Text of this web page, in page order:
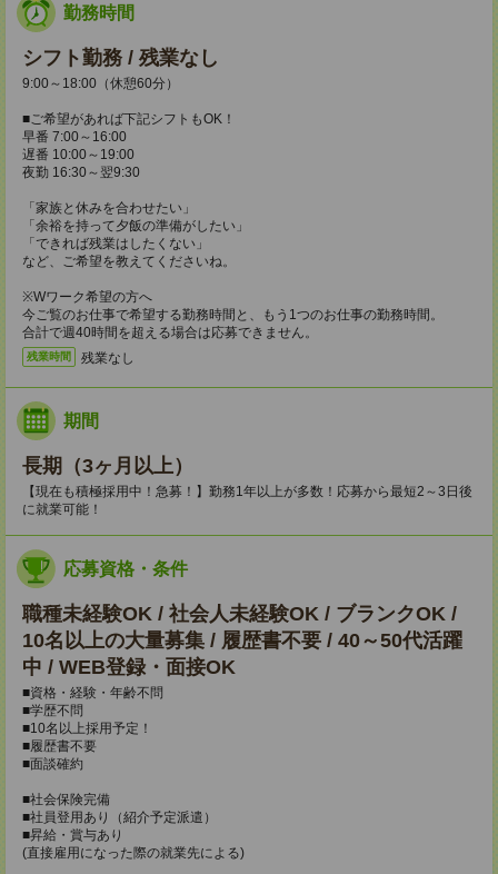
勤務時間
シフト勤務 / 残業なし
9:00～18:00（休憩60分）
■ご希望があれば下記シフトもOK！
早番 7:00～16:00
遅番 10:00～19:00
夜勤 16:30～翌9:30
「家族と休みを合わせたい」
「余裕を持って夕飯の準備がしたい」
「できれば残業はしたくない」
など、ご希望を教えてくださいね。
※Wワーク希望の方へ
今ご覧のお仕事で希望する勤務時間と、もう1つのお仕事の勤務時間。
合計で週40時間を超える場合は応募できません。
残業時間 残業なし
期間
長期（3ヶ月以上）
【現在も積極採用中！急募！】勤務1年以上が多数！応募から最短2～3日後
に就業可能！
応募資格・条件
職種未経験OK / 社会人未経験OK / ブランクOK /
10名以上の大量募集 / 履歴書不要 / 40～50代活躍
中 / WEB登録・面接OK
■資格・経験・年齢不問
■学歴不問
■10名以上採用予定！
■履歴書不要
■面談確約
■社会保険完備
■社員登用あり（紹介予定派遣）
■昇給・賞与あり
(直接雇用になった際の就業先による)